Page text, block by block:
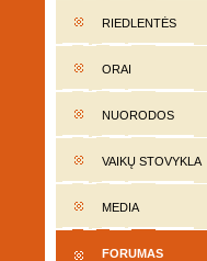
RIEDLENTĖS
ORAI
NUORODOS
VAIKŲ STOVYKLA
MEDIA
FORUMAS